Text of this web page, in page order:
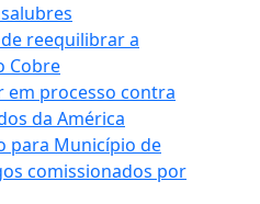
reequilibrar a
Cobre
em processo contra
da América
para Município de
comissionados por